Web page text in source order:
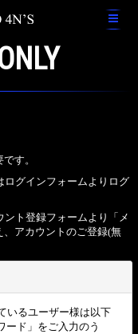
す。
ログインフォームよりログ
ト登録フォームより「メ
アカウントのご登録(無
いるユーザー様は以下
ード」をご入力のう